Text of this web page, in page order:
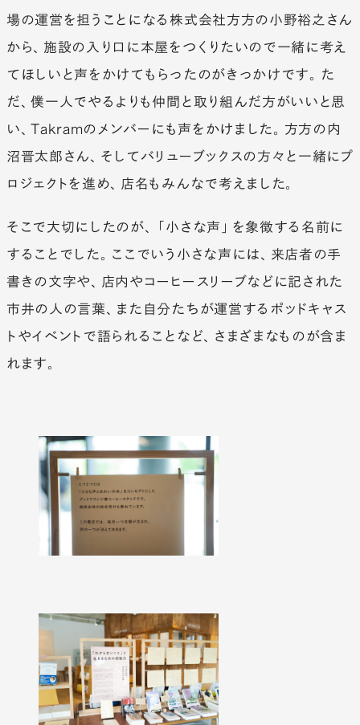
場の運営を担うことになる株式会社方方の小野裕之さん
から、施設の入り口に本屋をつくりたいので一緒に考え
てほしいと声をかけてもらったのがきっかけです。た
だ、僕一人でやるよりも仲間と取り組んだ方がいいと思
い、Takramのメンバーにも声をかけました。方方の内
沼晋太郎さん、そしてバリューブックスの方々と一緒にプ
ロジェクトを進め、店名もみんなで考えました。
そこで大切にしたのが、「小さな声」を象徴する名前に
することでした。ここでいう小さな声には、来店者の手
書きの文字や、店内やコーヒースリーブなどに記された
市井の人の言葉、また自分たちが運営するポッドキャス
トやイベントで語られることなど、さまざまなものが含ま
れます。